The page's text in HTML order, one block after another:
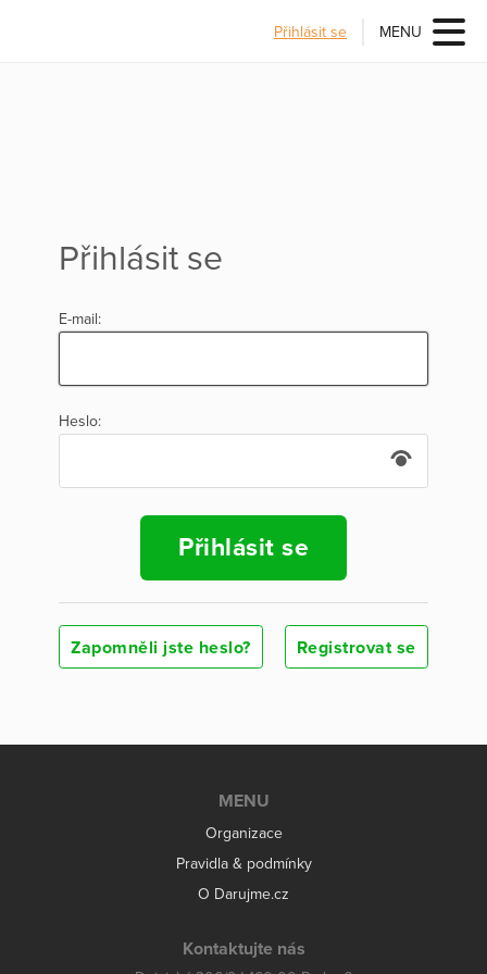
Přihlásit se MENU
Přihlásit se
E-mail:
Heslo:
Přihlásit se
Zapomněli jste heslo? Registrovat se
MENU
Organizace
Pravidla & podmínky
O Darujme.cz
Kontaktujte nás